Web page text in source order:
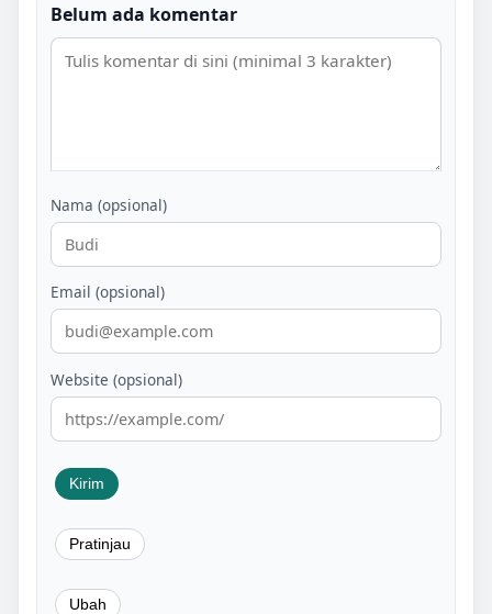
Belum ada komentar
Nama (opsional)
Email (opsional)
Website (opsional)